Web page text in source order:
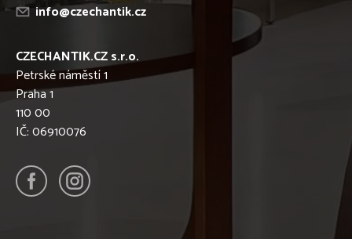
info@czechantik.cz
CZECHANTIK.CZ s.r.o.
Petrské náměstí 1
Praha 1
110 00
IČ: 06910076